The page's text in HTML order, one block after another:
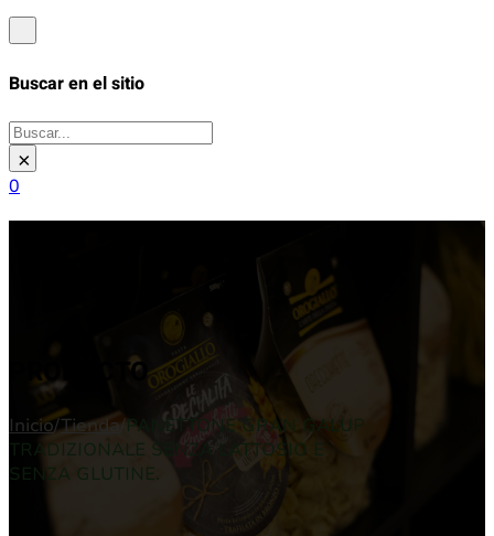
Buscar en el sitio
Buscar
×
0
PRODUCTO
Inicio/Tienda/PANETTONE GRAN GALUP
TRADIZIONALE SENZA LATTOSIO E
SENZA GLUTINE.